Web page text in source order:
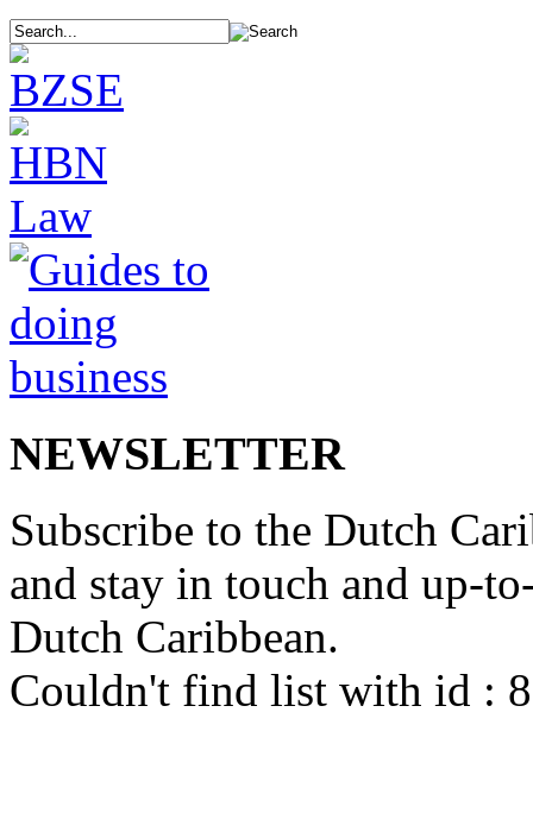
NEWSLETTER
Subscribe to the Dutch
and stay in touch and up-
Dutch Caribbean.
Couldn't find list with id :